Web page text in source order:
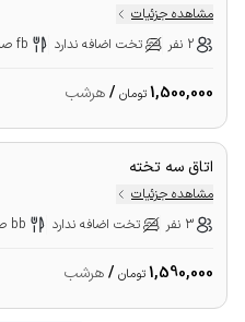
مشاهده جزئیات
2 نفر
تخت اضافه ندارد fb صبحانه + نهار + شام
1,500,000تومان /هرشب
اتاق سه تخته
مشاهده جزئیات
3 نفر
تخت اضافه ندارد bb صبحانه
1,590,000تومان /هرشب